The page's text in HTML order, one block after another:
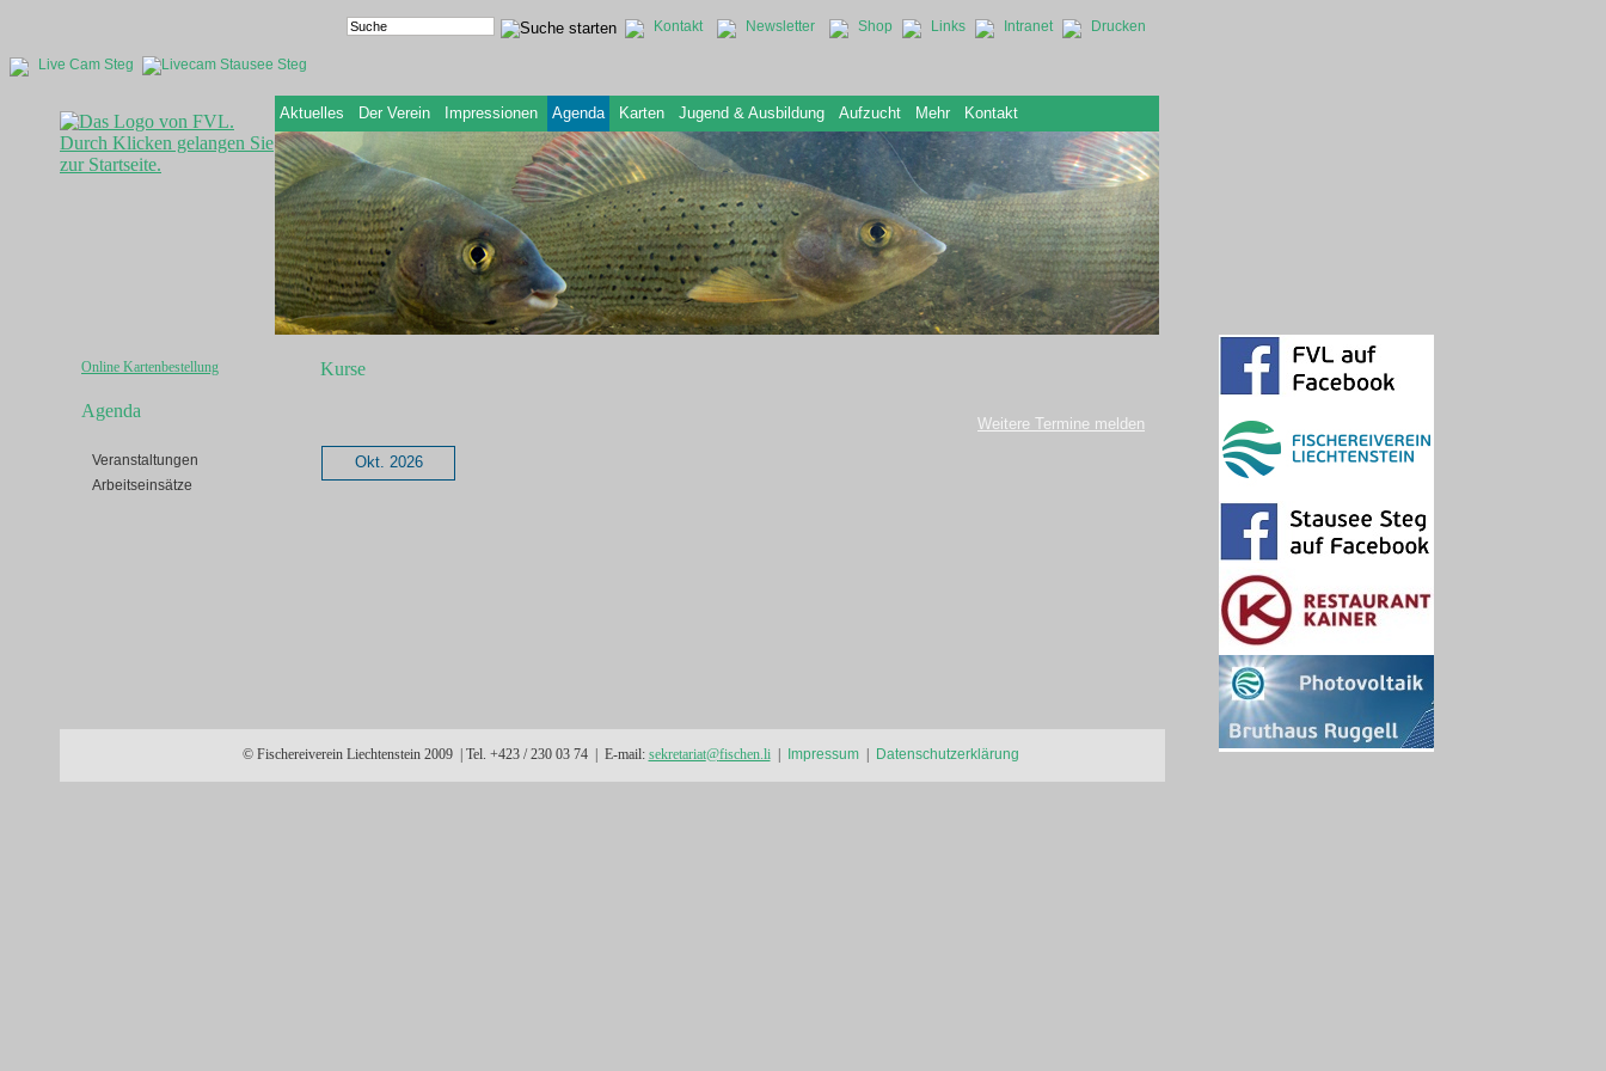
Kontakt Newsletter Shop Links Intranet Drucken
Live Cam Steg
Aktuelles Der Verein Impressionen Agenda Karten Jugend & Ausbildung Aufzucht Mehr Kontakt
Online Kartenbestellung
Agenda
Veranstaltungen
Arbeitseinsätze
Kurse
Weitere Termine melden
Okt. 2026
© Fischereiverein Liechtenstein 2009 | Tel. +423 / 230 03 74 | E-mail: sekretariat@fischen.li| Impressum| Datenschutzerklärung